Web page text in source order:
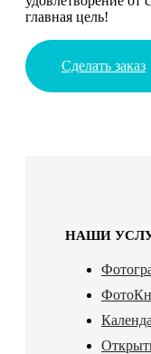
главная цель!
Сделать заказ
НАШИ